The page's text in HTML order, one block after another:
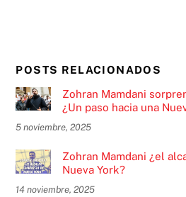
k
POSTS RELACIONADOS
Zohran Mamdani
¿Un paso hacia una
5 noviembre, 2025
Zohran Mamdani ¿el
Nueva York?
14 noviembre, 2025